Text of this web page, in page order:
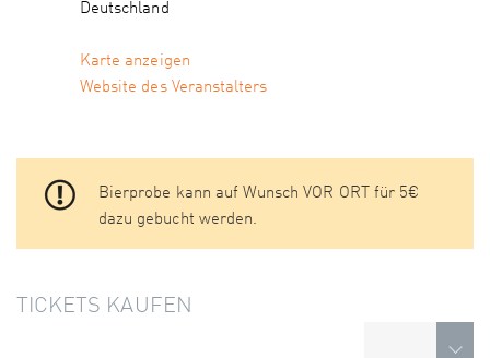
Deutschland
Karte anzeigen
Website des Veranstalters
Bierprobe kann auf Wunsch VOR ORT für 5€
dazu gebucht werden.
TICKETS KAUFEN